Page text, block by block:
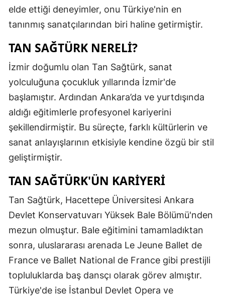
elde ettiği deneyimler, onu Türkiye'nin en
tanınmış sanatçılarından biri haline getirmiştir.
TAN SAĞTÜRK NERELI?
İzmir doğumlu olan Tan Sağtürk, sanat
yolculuğuna çocukluk yıllarında İzmir'de
başlamıştır. Ardından Ankara’da ve yurtdışında
aldığı eğitimlerle profesyonel kariyerini
şekillendirmiştir. Bu süreçte, farklı kültürlerin ve
sanat anlayışlarının etkisiyle kendine özgü bir stil
geliştirmiştir.
TAN SAĞTÜRK'ÜN KARIYERI
Tan Sağtürk, Hacettepe Üniversitesi Ankara
Devlet Konservatuvarı Yüksek Bale Bölümü'nden
mezun olmuştur. Bale eğitimini tamamladıktan
sonra, uluslararası arenada Le Jeune Ballet de
France ve Ballet National de France gibi prestijli
topluluklarda baş dansçı olarak görev almıştır.
Türkiye'de ise İstanbul Devlet Opera ve